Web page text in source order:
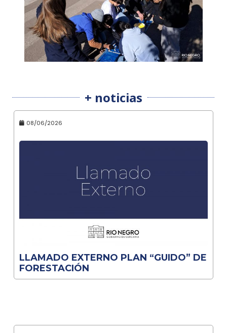
+ noticias
08/06/2026
LLAMADO EXTERNO PLAN “GUIDO” DE
FORESTACIÓN